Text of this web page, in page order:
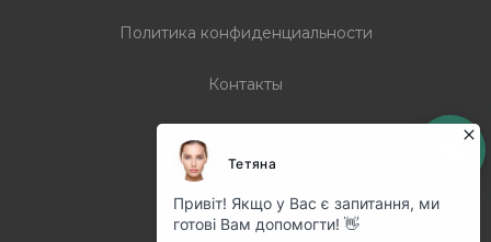
Политика конфиденциальности
Контакты
График работы